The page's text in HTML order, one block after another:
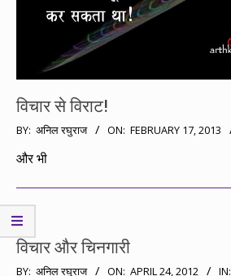
विचार से विराट!
2013-
02-
BY: अनिल रघुराज ON: FEBRUARY 17, 2013
और भी
विचार और चिनगारी
2012-
BY: अनिल रघुराज ON: APRIL 24, 2012 IN: